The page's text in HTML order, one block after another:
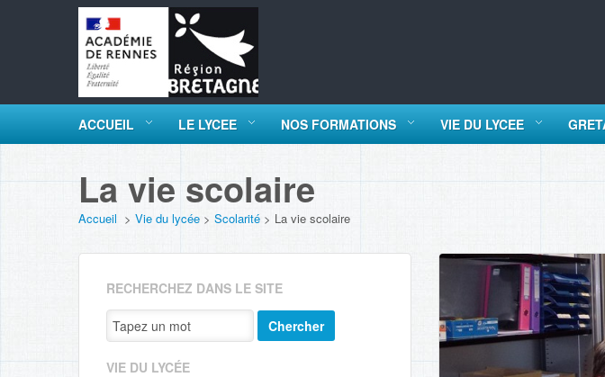
ACCUEIL LE LYCEE NOS FORMATIONS VIE DU LYCEE
La vie scolaire
Accueil > Vie du lycée > Scolarité > La vie scolaire
RECHERCHEZ DANS LE SITE
Chercher
VIE DU LYCÉE